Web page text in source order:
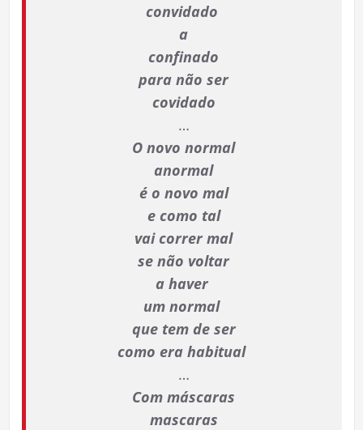
convidado
a
confinado
para não ser
covidado
…
O novo normal
anormal
é o novo mal
e como tal
vai correr mal
se não voltar
a haver
um normal
que tem de ser
como era habitual
…
Com máscaras
mascaras